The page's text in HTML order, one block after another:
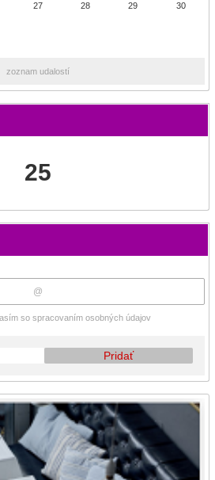
27 28 29 30
zoznam udalostí
25
so spracovaním osobných údajov
Pridať